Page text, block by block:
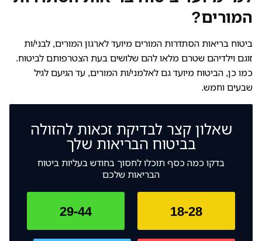
המורים?
ביטוח בריאות הסתדרות המורים מיועד לארגון המורים, לבני/ות
זוגם וילדיהם שטרם מלאו להם שלושים בעת הצטרפותם לביטוח.
כמו כן, הביטוח מיועד גם לאלמני/ות המורים, עד הגיעם לגיל
שבעים וחמש.
שאלון קצר לבדיקת זכאות להזולה
בביטוח הבריאות שלך
בדקו כמה כסף תוכלו לחסוך בחודש בעליות ביטוח
הבריאות שלכם
18-28
29-44